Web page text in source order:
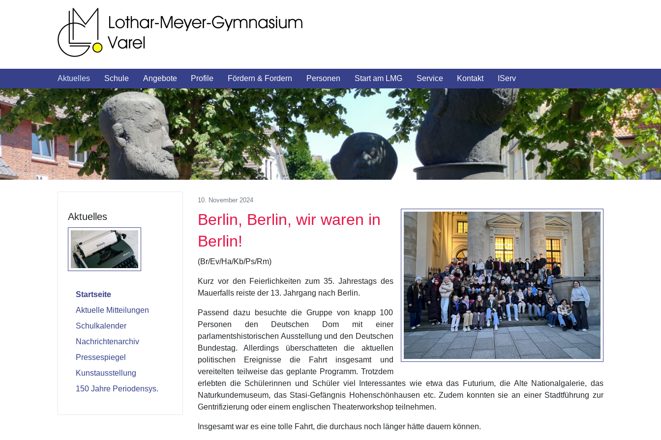
Aktuelles Schule Angebote Profile Fördern & Fordern Personen Start am LMG Service Kontakt IServ
Aktuelles
Startseite
Aktuelle Mitteilungen
Schulkalender
Nachrichtenarchiv
Pressespiegel
Kunstausstellung
150 Jahre Periodensys.
10. November 2024
Berlin, Berlin, wir waren in
Berlin!
(Br/Ev/Ha/Kb/Ps/Rm)
Kurz vor den Feierlichkeiten zum 35. Jahrestags des
Mauerfalls reiste der 13. Jahrgang nach Berlin.
Passend dazu besuchte die Gruppe von knapp 100
Personen den Deutschen Dom mit einer
parlamentshistorischen Ausstellung und den Deutschen
Bundestag. Allerdings überschatteten die aktuellen
politischen Ereignisse die Fahrt insgesamt und
vereitelten teilweise das geplante Programm. Trotzdem
erlebten die Schülerinnen und Schüler viel Interessantes wie etwa das Futurium, die Alte Nationalgalerie, das
Naturkundemuseum, das Stasi-Gefängnis Hohenschönhausen etc. Zudem konnten sie an einer Stadtführung zur
Gentrifizierung oder einem englischen Theaterworkshop teilnehmen.
Insgesamt war es eine tolle Fahrt, die durchaus noch länger hätte dauern können.